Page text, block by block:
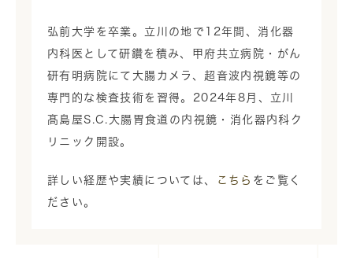
弘前大学を卒業。立川の地で12年間、消化器
内科医として研鑽を積み、甲府共立病院・がん
研有明病院にて大腸カメラ、超音波内視鏡等の
専門的な検査技術を習得。2024年8月、立川
髙島屋S.C.大腸胃食道の内視鏡・消化器内科ク
リニック開設。
詳しい経歴や実績については、 こちら をご覧く
ださい。